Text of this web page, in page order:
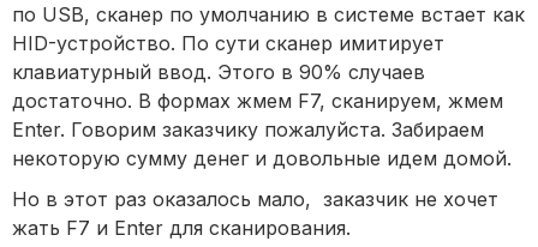
по USB, сканер по умолчанию в системе встает как
HID-устройство. По сути сканер имитирует
клавиатурный ввод. Этого в 90% случаев
достаточно. В формах жмем F7, сканируем, жмем
Enter. Говорим заказчику пожалуйста. Забираем
некоторую сумму денег и довольные идем домой.
Но в этот раз оказалось мало, заказчик не хочет
жать F7 и Enter для сканирования.